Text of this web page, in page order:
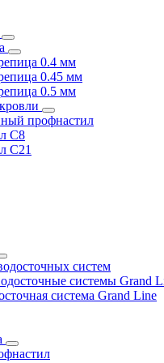
0.4 мм
0.45 мм
0.5 мм
профнастил
С8
С21
систем
системы Grand
система Grand Line